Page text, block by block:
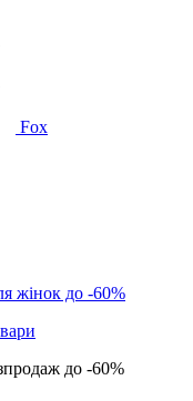
Fox
жінок до -60%
до -60%